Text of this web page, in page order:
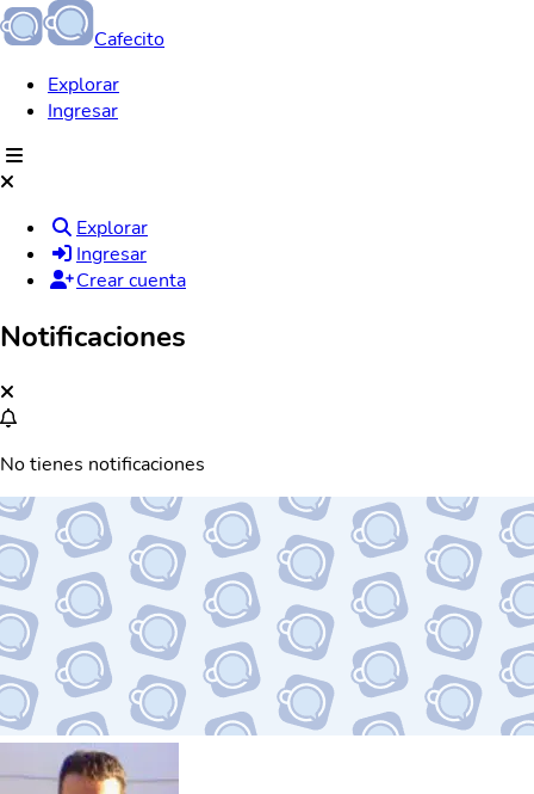
Cafecito
Explorar
Ingresar
Explorar
Ingresar
Crear cuenta
Notificaciones
No tienes notificaciones